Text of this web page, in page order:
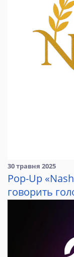
30 травня 2025
Pop-Up
говорить